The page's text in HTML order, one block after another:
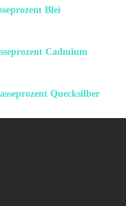
Blei
Cadmium
Quecksilber